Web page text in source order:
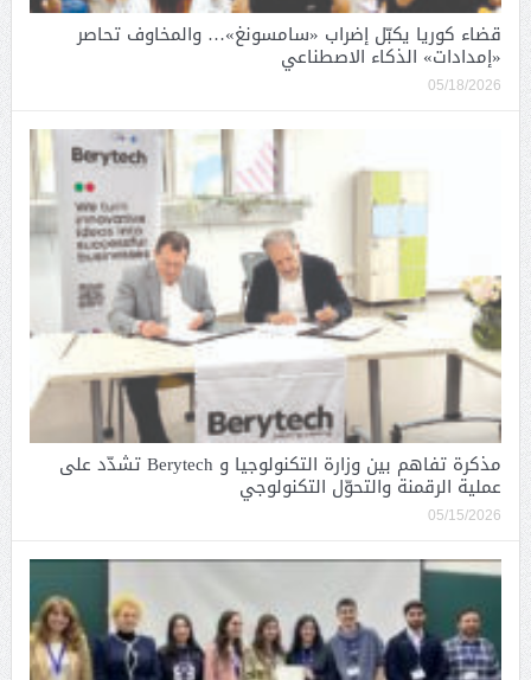
قضاء كوريا يكبّل إضراب «سامسونغ»… والمخاوف تحاصر
«إمدادات» الذكاء الاصطناعي
05/18/2026
مذكرة تفاهم بين وزارة التكنولوجيا و Berytech تشدّد على
عملية الرقمنة والتحوّل التكنولوجي
05/15/2026